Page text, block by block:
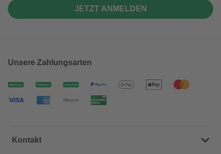
JETZT ANMELDEN
Unsere Zahlungsarten
Kontakt